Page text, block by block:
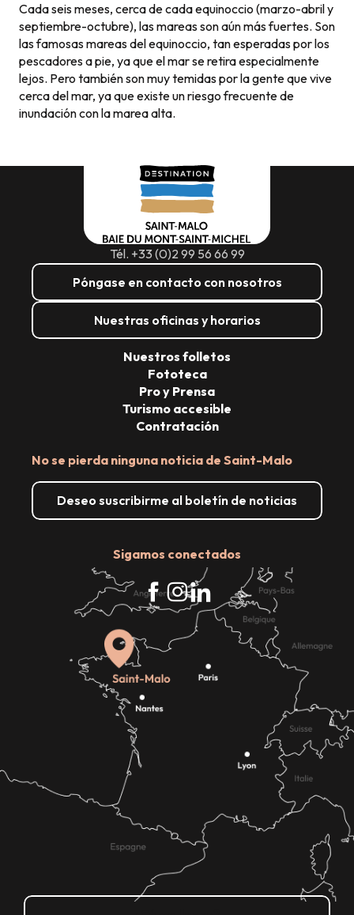
Cada seis meses, cerca de cada equinoccio (marzo-abril y
septiembre-octubre), las mareas son aún más fuertes. Son
las famosas mareas del equinoccio, tan esperadas por los
pescadores a pie, ya que el mar se retira especialmente
lejos. Pero también son muy temidas por la gente que vive
cerca del mar, ya que existe un riesgo frecuente de
inundación con la marea alta.
Tél. +33 (0)2 99 56 66 99
Póngase en contacto con nosotros
Nuestras oficinas y horarios
No se pierda ninguna noticia de Saint-Malo
Deseo suscribirme al boletín de noticias
Sigamos conectados
Nuestros folletos
Fototeca
Pro y Prensa
Turismo accesible
Contratación